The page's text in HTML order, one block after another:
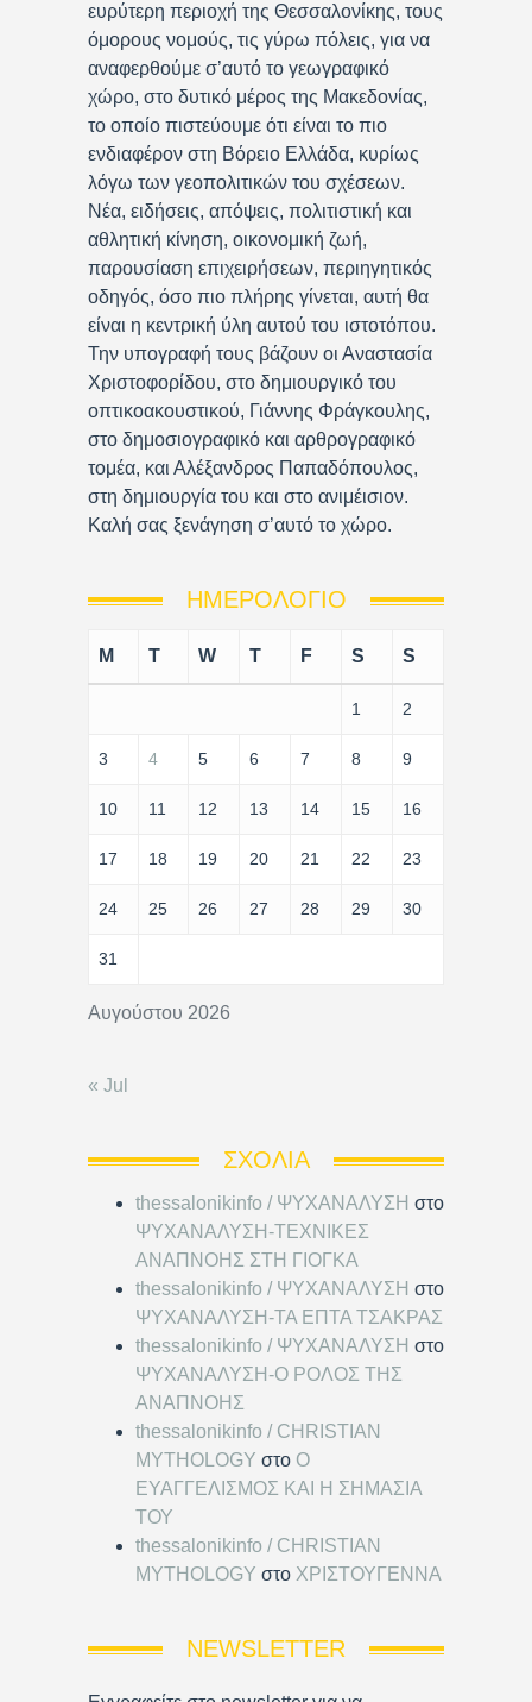
ευρύτερη περιοχή της Θεσσαλονίκης, τους
όμορους νομούς, τις γύρω πόλεις, για να
αναφερθούμε σ’αυτό το γεωγραφικό
χώρο, στο δυτικό μέρος της Μακεδονίας,
το οποίο πιστεύουμε ότι είναι το πιο
ενδιαφέρον στη Βόρειο Ελλάδα, κυρίως
λόγω των γεοπολιτικών του σχέσεων.
Νέα, ειδήσεις, απόψεις, πολιτιστική και
αθλητική κίνηση, οικονομική ζωή,
παρουσίαση επιχειρήσεων, περιηγητικός
οδηγός, όσο πιο πλήρης γίνεται, αυτή θα
είναι η κεντρική ύλη αυτού του ιστοτόπου.
Την υπογραφή τους βάζουν οι Αναστασία
Χριστοφορίδου, στο δημιουργικό του
οπτικοακουστικού, Γιάννης Φράγκουλης,
στο δημοσιογραφικό και αρθρογραφικό
τομέα, και Αλέξανδρος Παπαδόπουλος,
στη δημιουργία του και στο ανιμέισιον.
Καλή σας ξενάγηση σ’αυτό το χώρο.
ΗΜΕΡΟΛΌΓΙΟ
Αυγούστου 2026
M T W T F S S
1 2
3 4 5 6 7 8 9
10 11 12 13 14 15 16
17 18 19 20 21 22 23
24 25 26 27 28 29 30
31
« Jul
ΣΧΌΛΙΑ
thessalonikinfo / ΨΥΧΑΝΑΛΥΣΗ στο
ΨΥΧΑΝΑΛΥΣΗ-ΤΕΧΝΙΚΕΣ
ΑΝΑΠΝΟΗΣ ΣΤΗ ΓΙΟΓΚΑ
thessalonikinfo / ΨΥΧΑΝΑΛΥΣΗ στο
ΨΥΧΑΝΑΛΥΣΗ-ΤΑ ΕΠΤΑ ΤΣΑΚΡΑΣ
thessalonikinfo / ΨΥΧΑΝΑΛΥΣΗ στο
ΨΥΧΑΝΑΛΥΣΗ-Ο ΡΟΛΟΣ ΤΗΣ
ΑΝΑΠΝΟΗΣ
thessalonikinfo / CHRISTIAN
MYTHOLOGY στο Ο
ΕΥΑΓΓΕΛΙΣΜΟΣ ΚΑΙ Η ΣΗΜΑΣΙΑ
ΤΟΥ
thessalonikinfo / CHRISTIAN
MYTHOLOGY στο ΧΡΙΣΤΟΥΓΕΝΝΑ
NEWSLETTER